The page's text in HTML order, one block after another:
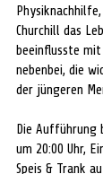
Churchill das
beeinflusste
nebenbei, die
der jüngeren
Die Aufführung
um 20:00 Uhr,
Speis & Trank